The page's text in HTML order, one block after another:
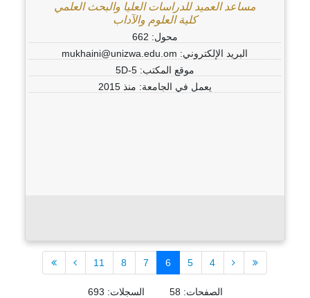
مساعد العميد للدراسات العليا والبحث العلمي
كلية العلوم والآداب
محول: 662
البريد الإلكتروني: mukhaini@unizwa.edu.om
موقع المكتب: 5D-5
يعمل في الجامعة: منذ 2015
4
5
6
7
8
11
الصفحات: 58 السجلات: 693